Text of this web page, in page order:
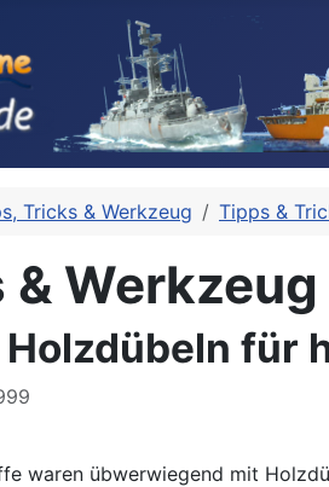
Tricks & Werkzeug Tipps &
Werkzeug
für
waren übwerwiegend mit